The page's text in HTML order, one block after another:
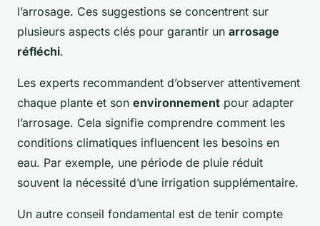
l’arrosage. Ces suggestions se concentrent sur
plusieurs aspects clés pour garantir un arrosage
réfléchi.
Les experts recommandent d’observer attentivement
chaque plante et son environnement pour adapter
l’arrosage. Cela signifie comprendre comment les
conditions climatiques influencent les besoins en
eau. Par exemple, une période de pluie réduit
souvent la nécessité d’une irrigation supplémentaire.
Un autre conseil fondamental est de tenir compte